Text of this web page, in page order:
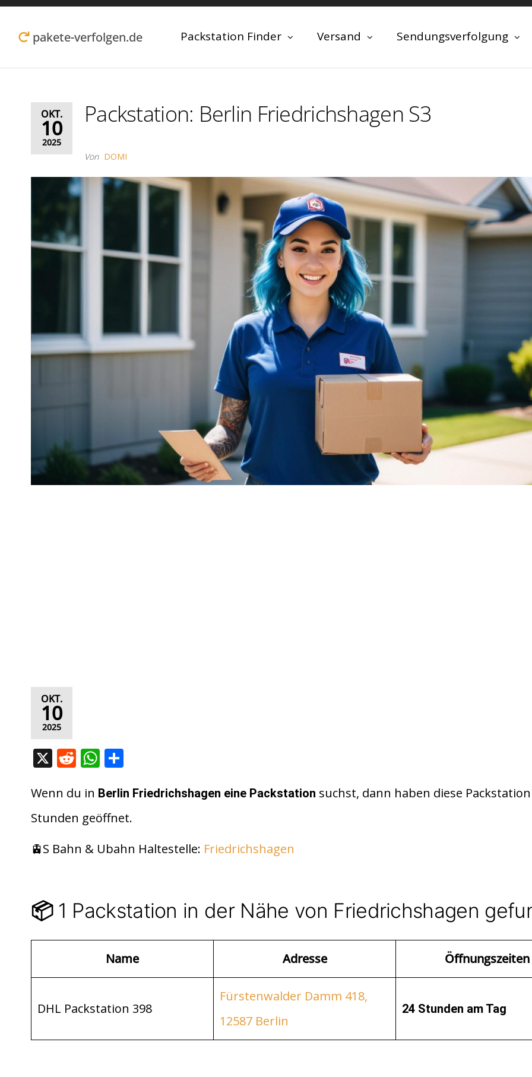
Zum
Inhalt pakete-verfolgen.de Packstation Finder Versand Sendungsverfolgung
OKT.
10
2025
Packstation: Berlin Friedrichshagen S3
Von DOMI
OKT.
10
2025
X R
d
di
W
at
s
p
le
n
Wenn du in Berlin Friedrichshagen eine Packstation suchst, dann haben diese
Stunden geöffnet.
🚊S Bahn & Ubahn Haltestelle: Friedrichshagen
📦1 Packstation in der Nähe von Friedrichshagen
Name Adresse Öffnungszeiten
DHL Packstation 398
Fürstenwalder Damm 418,
12587 Berlin
24 Stunden am Tag